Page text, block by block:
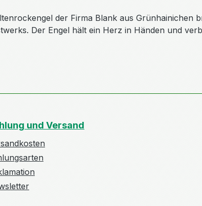
der Firma Blank aus Grünhainichen
Der Engel hält ein Herz in Händen und
und Versand